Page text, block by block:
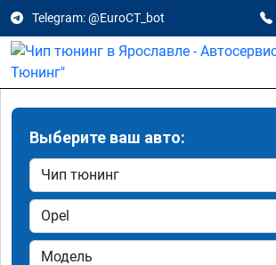
Telegram: @EuroCT_bot
Выберите ваш авто: